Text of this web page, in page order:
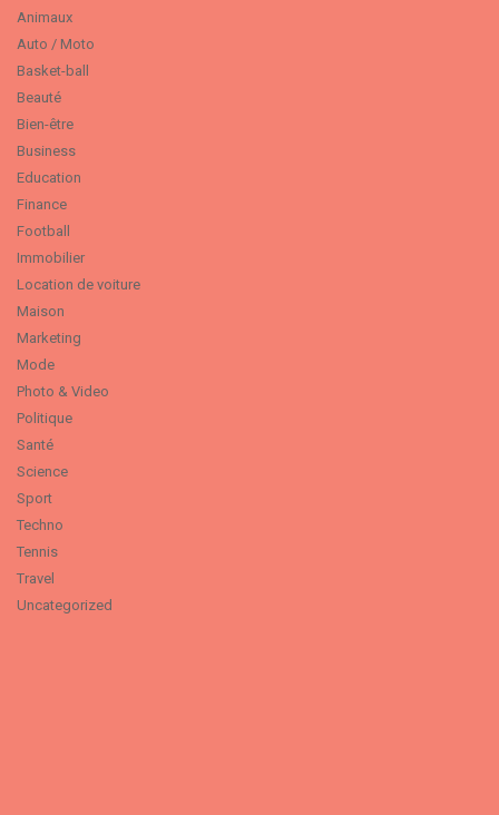
Animaux
Auto / Moto
Basket-ball
Beauté
Bien-être
Business
Education
Finance
Football
Immobilier
Location de voiture
Maison
Marketing
Mode
Photo & Video
Politique
Santé
Science
Sport
Techno
Tennis
Travel
Uncategorized